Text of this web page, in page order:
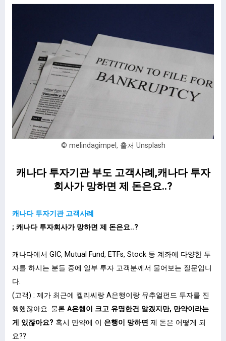
© melindagimpel, 출처 Unsplash
캐나다 투자기관 부도 고객사례,캐나다 투자
회사가 망하면 제 돈은요..?
캐나다 투자기관 고객사례
; 캐나다 투자회사가 망하면 제 돈은요..?
캐나다에서 GIC, Mutual Fund, ETFs, Stock 등 계좌에 다양한 투
자를 하시는 분들 중에 일부 투자 고객분께서 물어보는 질문입니
다.
(고객) : 제가 최근에 켈리씨랑 A은행이랑 뮤추얼펀드 투자를 진
행했잖아요. 물론 A은행이 크고 유명한건 알겠지만, 만약이라는
게 있잖아요? 혹시 만약에 이 은행이 망하면 제 돈은 어떻게 되
요??